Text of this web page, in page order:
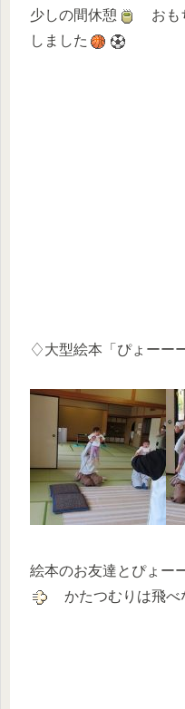
少しの間休憩
おも
しました
♢大型絵本「ぴょーー
絵本のお友達とぴょー
かたつむりは飛べ